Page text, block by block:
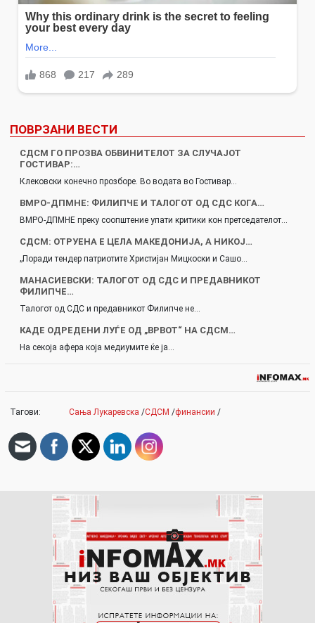
ПОВРЗАНИ ВЕСТИ
СДСМ ГО ПРОЗВА ОБВИНИТЕЛОТ ЗА СЛУЧАЈОТ
ГОСТИВАР:…
Клековски конечно прозборе. Во водата во Гостивар…
ВМРО-ДПМНЕ: ФИЛИПЧЕ И ТАЛОГОТ ОД СДС КОГА…
ВМРО-ДПМНЕ преку соопштение упати критики кон претседателот…
СДСМ: ОТРУЕНА Е ЦЕЛА МАКЕДОНИЈА, А НИКОЈ…
„Поради тендер патриотите Христијан Мицкоски и Сашо…
МАНАСИЕВСКИ: ТАЛОГОТ ОД СДС И ПРЕДАВНИКОТ
ФИЛИПЧЕ…
Талогот од СДС и предавникот Филипче не…
КАДЕ ОДРЕДЕНИ ЛУЃЕ ОД „ВРВОТ“ НА СДСМ…
На секоја афера која медиумите ќе ја…
Тагови: Сања Лукаревска /СДСМ /финансии /